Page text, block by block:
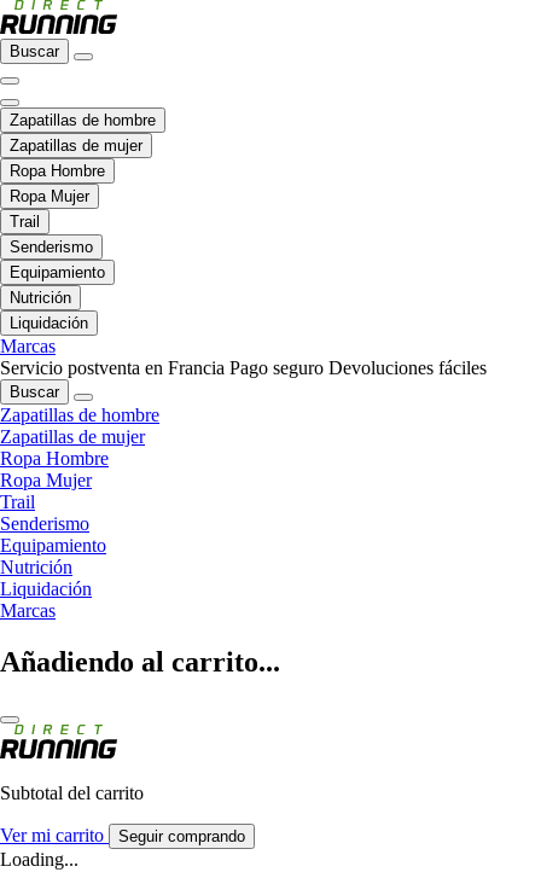
Buscar
Zapatillas de hombre
Zapatillas de mujer
Ropa Hombre
Ropa Mujer
Trail
Senderismo
Equipamiento
Nutrición
Liquidación
Marcas
Servicio postventa en Francia Pago seguro Devoluciones fáciles
Buscar
Zapatillas de hombre
Zapatillas de mujer
Ropa Hombre
Ropa Mujer
Trail
Senderismo
Equipamiento
Nutrición
Liquidación
Marcas
Añadiendo al carrito...
Subtotal del carrito
Ver mi carrito Seguir comprando
Loading...